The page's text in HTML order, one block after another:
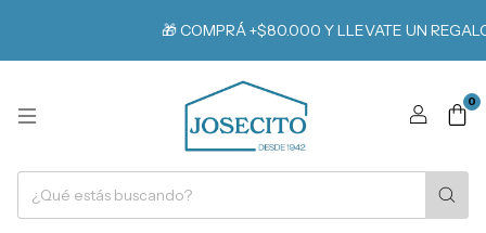
🎁 COMPRÁ +$80.000 Y LLEVATE UN REGALO
0